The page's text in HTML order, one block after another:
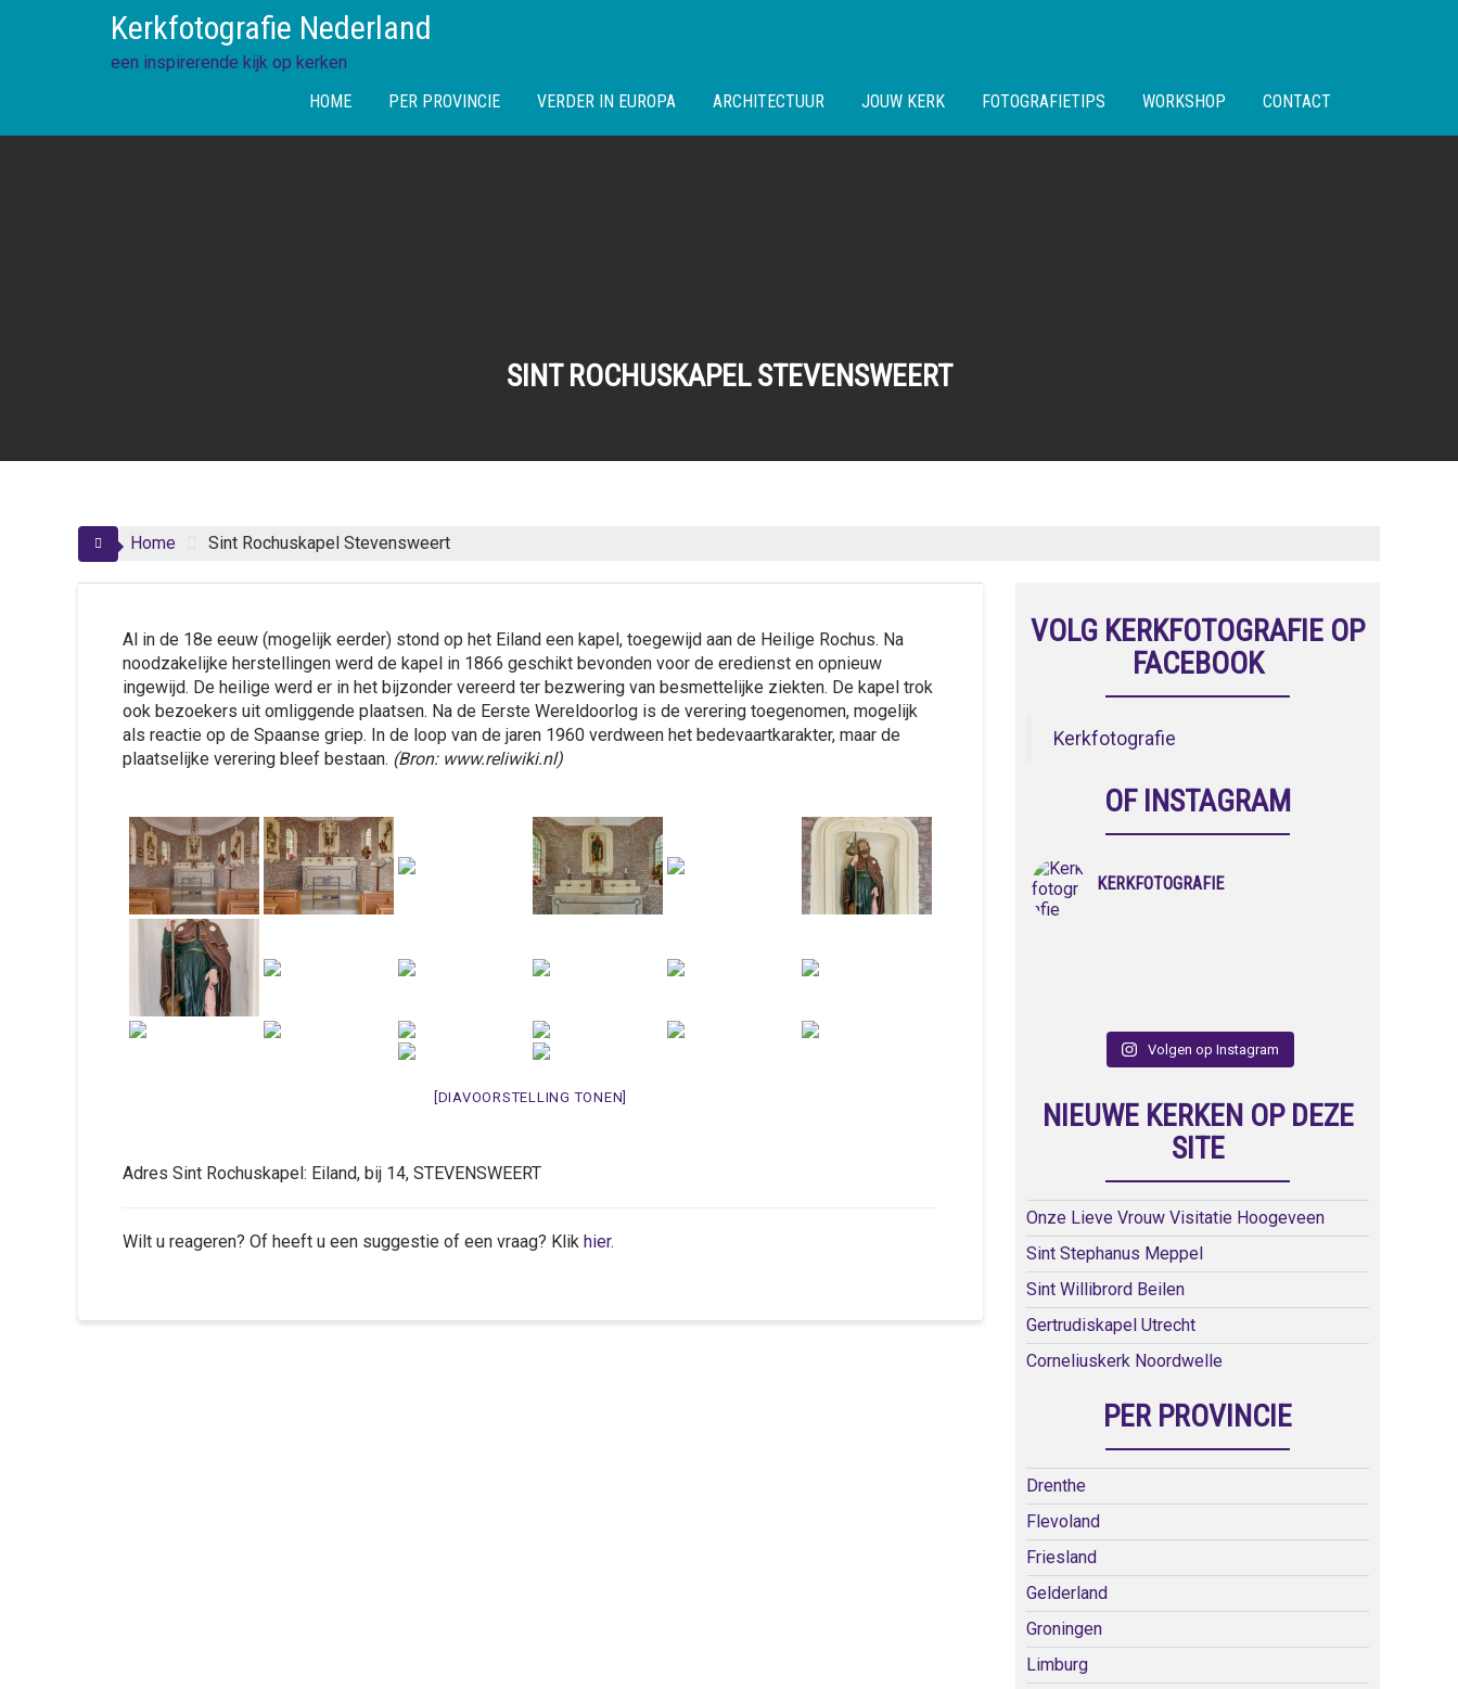
Kerkfotografie Nederland
een inspirerende kijk op kerken
HOME
PER PROVINCIE VERDER IN EUROPA ARCHITECTUUR JOUW KERK FOTOGRAFIETIPS WORKSHOP CONTACT
SINT ROCHUSKAPEL STEVENSWEERT
Home Sint Rochuskapel Stevensweert
Al in de 18e eeuw (mogelijk eerder) stond op het Eiland een kapel, toegewijd aan de Heilige Rochus. Na
noodzakelijke herstellingen werd de kapel in 1866 geschikt bevonden voor de eredienst en opnieuw
ingewijd. De heilige werd er in het bijzonder vereerd ter bezwering van besmettelijke ziekten. De kapel trok
ook bezoekers uit omliggende plaatsen. Na de Eerste Wereldoorlog is de verering toegenomen, mogelijk
als reactie op de Spaanse griep. In de loop van de jaren 1960 verdween het bedevaartkarakter, maar de
plaatselijke verering bleef bestaan. (Bron: www.reliwiki.nl)
[DIAVOORSTELLING TONEN]
Adres Sint Rochuskapel: Eiland, bij 14, STEVENSWEERT
Wilt u reageren? Of heeft u een suggestie of een vraag? Klik hier.
VOLG KERKFOTOGRAFIE OP
FACEBOOK
Kerkfotografie
OF INSTAGRAM
KERKFOTOGRAFIE
Volgen op Instagram
NIEUWE KERKEN OP DEZE
SITE
Onze Lieve Vrouw Visitatie Hoogeveen
Sint Stephanus Meppel
Sint Willibrord Beilen
Gertrudiskapel Utrecht
Corneliuskerk Noordwelle
PER PROVINCIE
Drenthe
Flevoland
Friesland
Gelderland
Groningen
Limburg